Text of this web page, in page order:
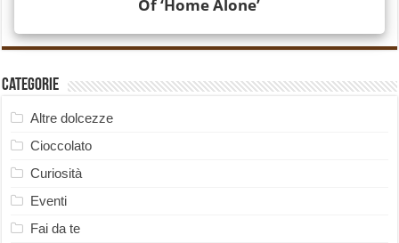
Categorie
Altre dolcezze
Cioccolato
Curiosità
Eventi
Fai da te